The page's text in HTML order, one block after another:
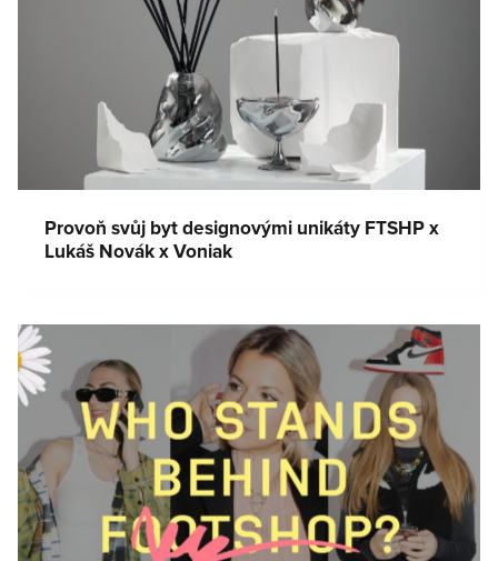
Provoň svůj byt designovými unikáty FTSHP x
Lukáš Novák x Voniak